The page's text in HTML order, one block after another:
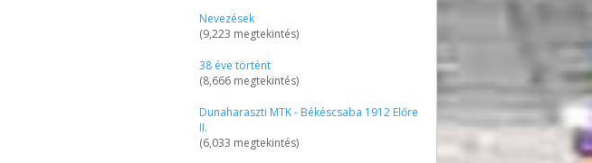
Nevezések
(9,223 megtekintés)
38 éve történt
(8,666 megtekintés)
Dunaharaszti MTK - Békéscsaba 1912 Előre
II.
(6,033 megtekintés)